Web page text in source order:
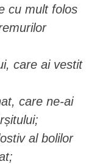
cu mult folos
care ai vestit
care ne-ai
al bolilor